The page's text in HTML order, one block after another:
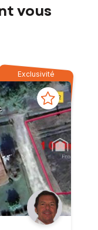
vous
Exclusivité